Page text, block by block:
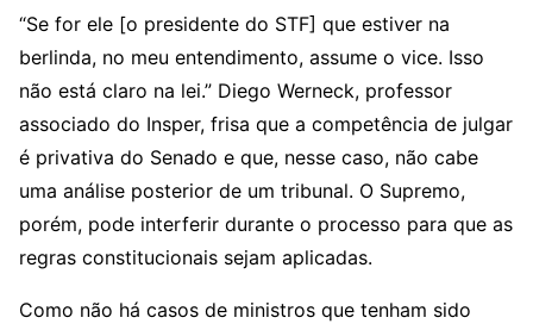
“Se for ele [o presidente do STF] que estiver na
berlinda, no meu entendimento, assume o vice. Isso
não está claro na lei.” Diego Werneck, professor
associado do Insper, frisa que a competência de julgar
é privativa do Senado e que, nesse caso, não cabe
uma análise posterior de um tribunal. O Supremo,
porém, pode interferir durante o processo para que as
regras constitucionais sejam aplicadas.
Como não há casos de ministros que tenham sido